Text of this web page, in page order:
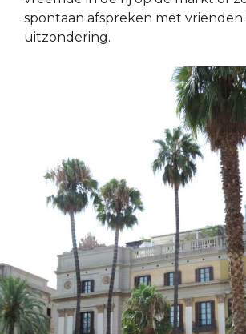
spontaan afspreken met vrienden
uitzondering.